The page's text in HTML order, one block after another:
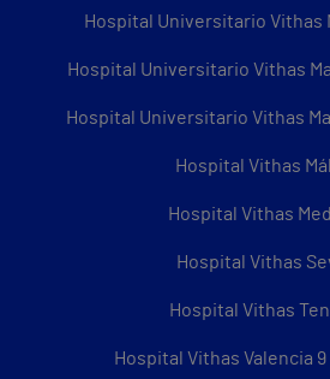
Hospital Universitario Vithas
Hospital Universitario Vithas
Hospital Universitario Vithas
Hospital Vithas
Hospital Vithas
Hospital Vithas
Hospital Vithas
Hospital Vithas Valencia